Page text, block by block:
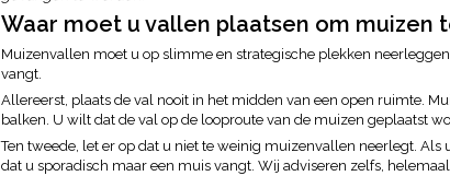
Waar moet u vallen plaatsen om muizen
Muizenvallen moet u op slimme en strategische plekken
vangt.
Allereerst, plaats de val nooit in het midden van een open ruimte.
balken. U wilt dat de val op de looproute van de muizen geplaatst
Ten tweede, let er op dat u niet te weinig muizenvallen neerlegt. Als
dat u sporadisch maar een muis vangt. Wij adviseren zelfs,